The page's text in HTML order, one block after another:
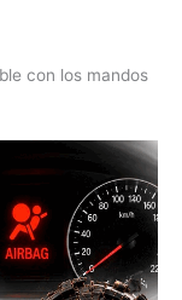
con los mandos